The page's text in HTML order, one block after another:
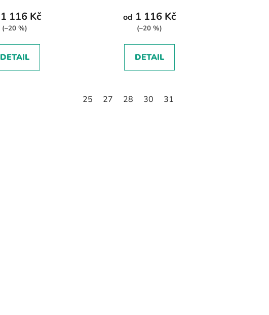
1 116 Kč
(–20 %)
DETAIL
od 1 116 Kč
(–20 %)
DETAIL
25 27 28 30 31